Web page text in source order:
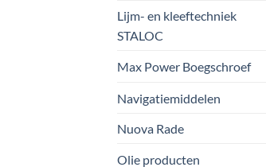
Lijm- en kleeftechniek
STALOC
Max Power Boegschroef
Navigatiemiddelen
Nuova Rade
Olie producten